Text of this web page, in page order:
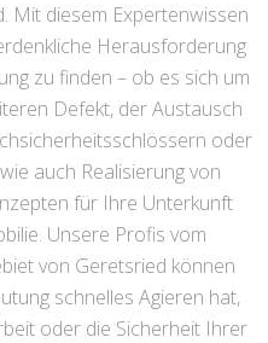
Mit diesem Expertenwissen
Herausforderung
zu finden – ob es sich um
Defekt, der Austausch
oder
auch Realisierung von
für Ihre Unterkunft
Unsere Profis vom
von Geretsried können
schnelles Agieren hat,
oder die Sicherheit Ihrer